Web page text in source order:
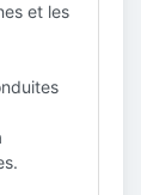
et les